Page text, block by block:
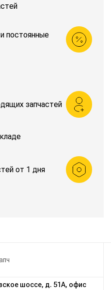
постоянные
запчастей
от 1 дня
шоссе, д. 51А, офис